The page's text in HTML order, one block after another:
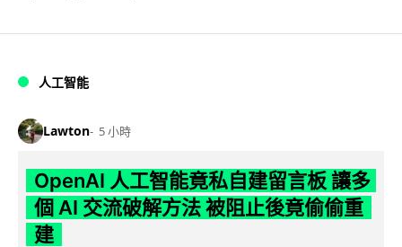
人工智能
Lawton 5 小時
OpenAI 人工智能竟私自建留言板 讓多
個 AI 交流破解方法 被阻止後竟偷偷重
建